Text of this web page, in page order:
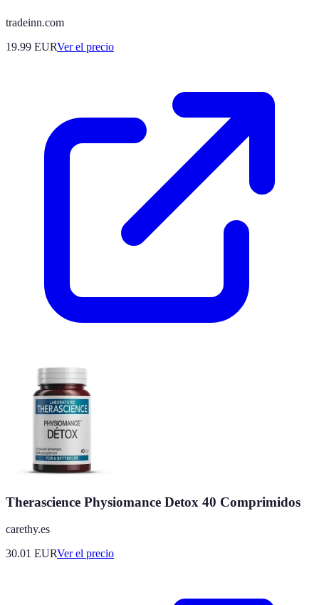
tradeinn.com
19.99 EURVer el precio
Therascience Physiomance Detox 40 Comprimidos
carethy.es
30.01 EURVer el precio